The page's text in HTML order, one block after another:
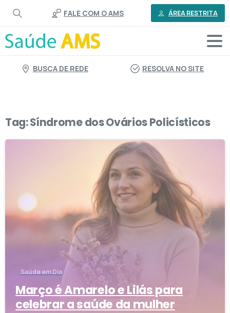
conteúdo
FALE COM O AMS ÁREA RESTRITA
BUSCA DE REDE RESOLVA NO SITE
Tag:Síndrome dos Ovários Policísticos
Saúde em Dia
Março é Amarelo e Lilás para
celebrar a saúde da mulher